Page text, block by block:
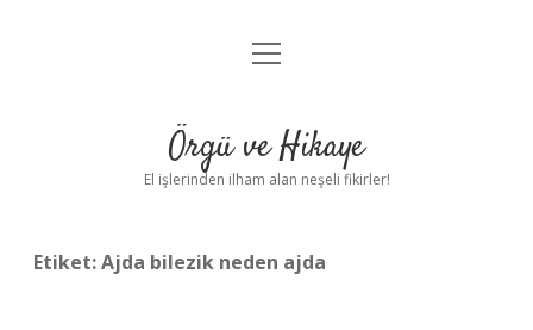
Anasayfa
Yasal Uyarı
menüyü
Örgü ve Hikaye
El işlerinden ilham alan neşeli fikirler!
Etiket:Ajda bilezik neden ajda